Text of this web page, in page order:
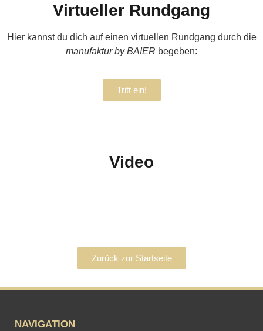
Virtueller Rundgang
Hier kannst du dich auf einen virtuellen Rundgang durch die
manufaktur by BAIER begeben:
Tritt ein!
Video
Zurück zur Startseite
NAVIGATION